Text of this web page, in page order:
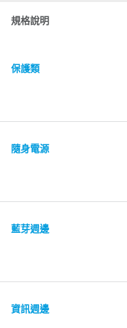
規格說明
保護類
隨身電源
藍芽週邊
資訊週邊